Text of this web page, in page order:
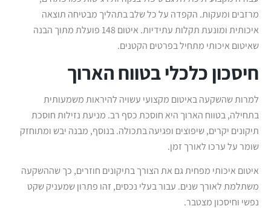
מרזבים ומעקות. הקפדה על כל שלב בתהליך מבטיחה תוצאה
איכותית ומונעת תקלות עתידיות. איטום 148 פועלת מתוך הבנה
שאיטום איכותי מתחיל בפרטים הקטנים.
חיסכון כלכלי בטווח הארוך
למרות שהשקעה באיטום מקצועי עשויה להיראות משמעותית
בתחילה, בטווח הארוך היא חוסכת כסף רב. מניעת נזילות חוסכת
תיקונים יקרים, שיפוצים ופגיעה בתכולה. בנוסף, מבנה יבש ומתוחזק
שומר על ערכו לאורך זמן.
איטום איכותי מפחית גם את הצורך בתיקונים חוזרים, כך שההשקעה
משתלמת לאורך שנים. עבור בעלי נכסים, זהו פתרון שמעניק שקט
נפשי וחיסכון מצטבר.